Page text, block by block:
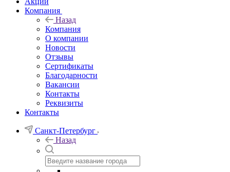
Компания
Назад
Компания
О компании
Новости
Отзывы
Сертификаты
Благодарности
Вакансии
Контакты
Реквизиты
Контакты
Санкт-Петербург
Назад